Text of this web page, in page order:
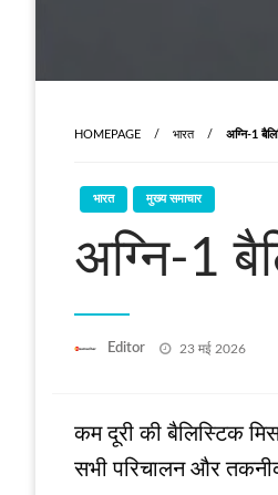
HOMEPAGE भारत अग्नि-1
भारत मुख्य समाचार
अग्नि-1
Editor
Posted
23 मई 2026
कम दूरी की बैलिस्टिक
सभी परिचालन और